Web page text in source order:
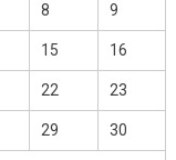
8 9
15 16
22 23
29 30